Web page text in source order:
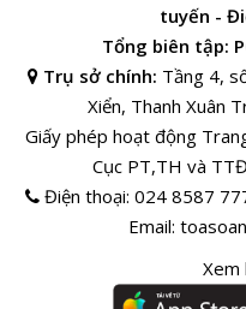
tuyến -
Tổng biên tập:
Trụ sở chính: Tầng 4,
Xiển, Thanh Xuân
Giấy phép hoạt động
Cục PT,TH và
Điện thoại:024 8587
Email:
Xem